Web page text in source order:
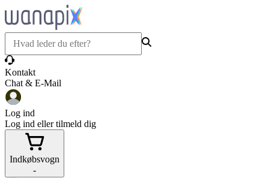
Kontakt
Chat & E-Mail
Log ind
Log ind eller tilmeld dig
Indkøbsvogn
-